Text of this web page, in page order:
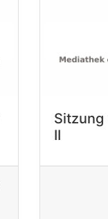
Sitzung
II